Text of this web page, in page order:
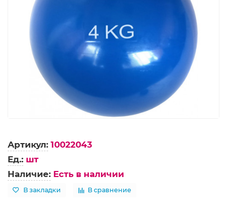
Артикул: 10022043
Ед.: шт
Наличие: Есть в наличии
В закладки В сравнение